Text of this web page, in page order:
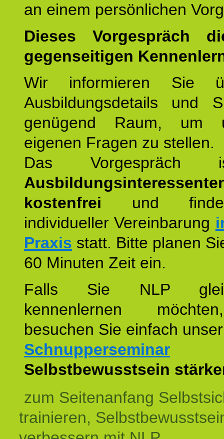
an einem persönlichen
Dieses Vorgespräch
gegenseitigen
Wir informieren Sie
Ausbildungsdetails und
genügend Raum, um
eigenen Fragen zu stellen.
Das
kostenfrei und
individueller Vereinbarung
Praxis statt. Bitte planen
60 Minuten Zeit ein.
Falls Sie NLP
kennenlernen
besuchen Sie einfach unser
Schnupperseminar
Selbstbewusstsein
zum Seitenanfang
trainieren,